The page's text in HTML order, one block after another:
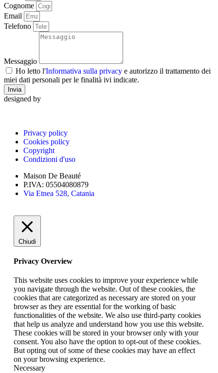
Cognome
Email
Telefono
Messaggio
Ho letto l'Informativa sulla privacy e autorizzo il trattamento dei
miei dati personali per le finalità ivi indicate.
Invia
designed by
Privacy policy
Cookies policy
Copyright
Condizioni d'uso
Maison De Beauté
P.IVA: 05504080879
Via Etnea 528, Catania
Chiudi
Privacy Overview
This website uses cookies to improve your experience while
you navigate through the website. Out of these cookies, the
cookies that are categorized as necessary are stored on your
browser as they are essential for the working of basic
functionalities of the website. We also use third-party cookies
that help us analyze and understand how you use this website.
These cookies will be stored in your browser only with your
consent. You also have the option to opt-out of these cookies.
But opting out of some of these cookies may have an effect
on your browsing experience.
Necessary